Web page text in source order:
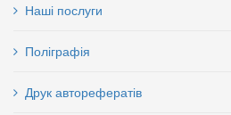
Наші послуги
Поліграфія
Друк авторефератів